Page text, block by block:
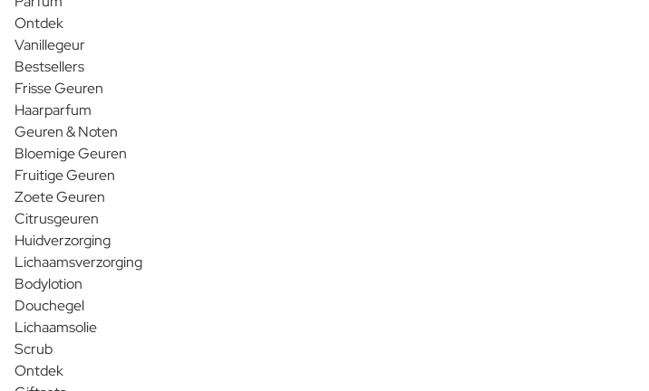
Ontdek
Vanillegeur
Bestsellers
Frisse Geuren
Haarparfum
Geuren & Noten
Bloemige Geuren
Fruitige Geuren
Zoete Geuren
Citrusgeuren
Huidverzorging
Lichaamsverzorging
Bodylotion
Douchegel
Lichaamsolie
Scrub
Ontdek